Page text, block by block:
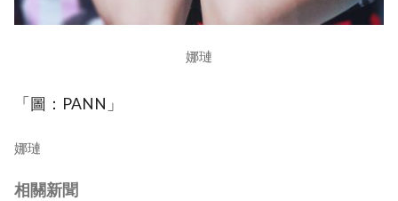
娜璉
「圖：PANN」
娜璉
相關新聞